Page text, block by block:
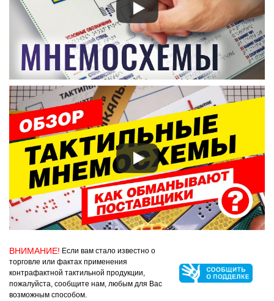
ВНИМАНИЕ! Если вам стало известно о
торговле или фактах применения
контрафактной тактильной продукции,
пожалуйста, сообщите нам, любым для Вас
возможным способом.